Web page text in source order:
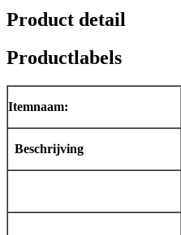
Product detail
Productlabels
Itemnaam:
Beschrijving